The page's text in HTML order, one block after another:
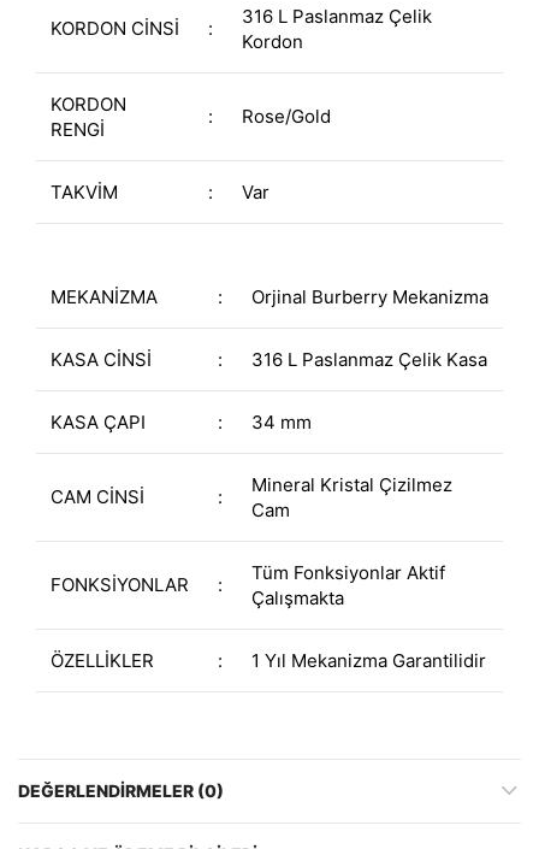
KORDON CİNSİ :
316 L Paslanmaz Çelik
Kordon
KORDON
RENGİ
: Rose/Gold
TAKVİM : Var
MEKANİZMA : Orjinal Burberry Mekanizma
KASA CİNSİ : 316 L Paslanmaz Çelik Kasa
KASA ÇAPI : 34 mm
CAM CİNSİ :
Mineral Kristal Çizilmez
Cam
FONKSİYONLAR :
Tüm Fonksiyonlar Aktif
Çalışmakta
ÖZELLİKLER : 1 Yıl Mekanizma Garantilidir
DEĞERLENDIRMELER (0)